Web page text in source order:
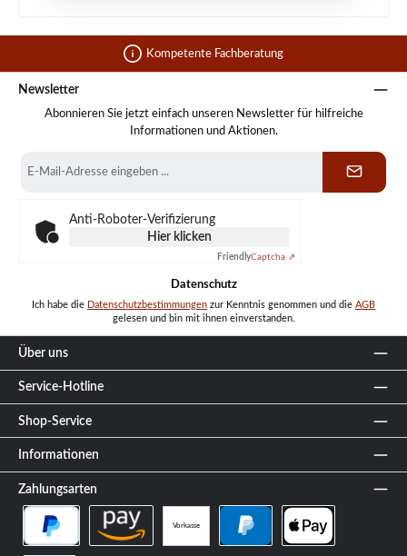
Kompetente Fachberatung
Newsletter
Abonnieren Sie jetzt einfach unseren Newsletter für hilfreiche
Informationen und Aktionen.
Mail-
Anti-Roboter-Verifizierung
Hier klicken
FriendlyCaptcha ⇗
Datenschutz
Ich habe die Datenschutzbestimmungen zur Kenntnis genommen und die AGB
gelesen und bin mit ihnen einverstanden.
Über uns
Service-Hotline
Shop-Service
Informationen
Zahlungsarten
Vorkasse
PayPal Später Bezahlen